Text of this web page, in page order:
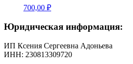
700,00 ₽
Юридическая информация:
ИП Ксения Сергеевна Адоньева
ИНН: 230813309720